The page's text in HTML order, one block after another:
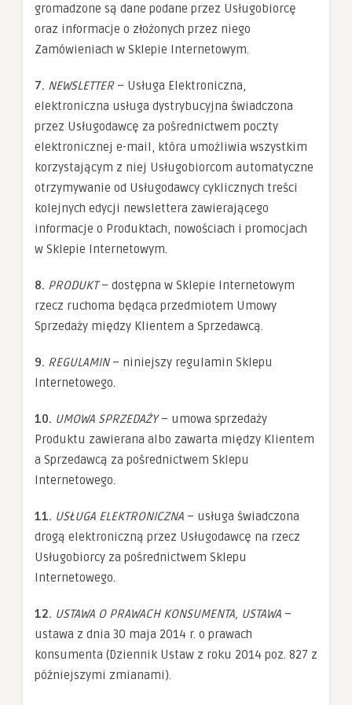
gromadzone są dane podane przez Usługobiorcę
oraz informacje o złożonych przez niego
Zamówieniach w Sklepie Internetowym.
7. NEWSLETTER– Usługa Elektroniczna,
elektroniczna usługa dystrybucyjna świadczona
przez Usługodawcę za pośrednictwem poczty
elektronicznej e-mail, która umożliwia wszystkim
korzystającym z niej Usługobiorcom automatyczne
otrzymywanie od Usługodawcy cyklicznych treści
kolejnych edycji newslettera zawierającego
informacje o Produktach, nowościach i promocjach
w Sklepie Internetowym.
8. PRODUKT– dostępna w Sklepie Internetowym
rzecz ruchoma będąca przedmiotem Umowy
Sprzedaży między Klientem a Sprzedawcą.
9. REGULAMIN– niniejszy regulamin Sklepu
Internetowego.
10. UMOWA SPRZEDAŻY– umowa sprzedaży
Produktu zawierana albo zawarta między Klientem
a Sprzedawcą za pośrednictwem Sklepu
Internetowego.
11. USŁUGA ELEKTRONICZNA – usługa świadczona
drogą elektroniczną przez Usługodawcę na rzecz
Usługobiorcy za pośrednictwem Sklepu
Internetowego.
12. USTAWA O PRAWACH KONSUMENTA, USTAWA –
ustawa z dnia 30 maja 2014 r. o prawach
konsumenta (Dziennik Ustaw z roku 2014 poz. 827 z
późniejszymi zmianami).